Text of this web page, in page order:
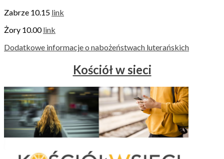
Zabrze 10.15 link
Żory 10.00link
Dodatkowe informacje o nabożeństwach luterańskich
Kościół w sieci